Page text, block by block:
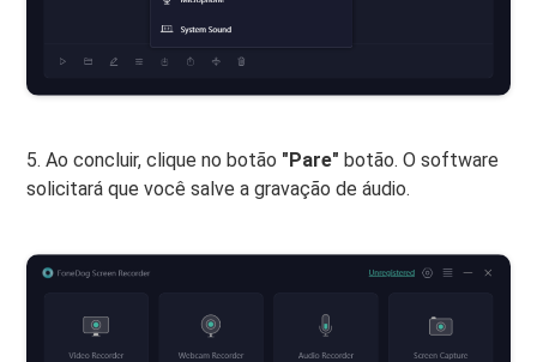
5. Ao concluir, clique no botão "Pare" botão. O software
solicitará que você salve a gravação de áudio.